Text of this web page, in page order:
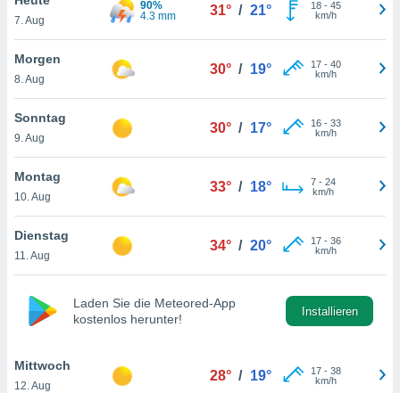
oder
Partner
es uns
das
der
Profil zu
Ihnen
finden
. Sie
jederzeit
Sie
7. Aug
90%
4.3 mm
31° / 21° 18- 45
km/h
Morgen
8. Aug
30° / 19° 17- 40
km/h
Sonntag
9. Aug
30° / 17° 16- 33
km/h
Montag
10. Aug
33° / 18° 7- 24
km/h
Dienstag
11. Aug
34° / 20° 17- 36
km/h
Laden Sie die Meteored-App
kostenlos herunter!
Installieren
Mittwoch
12. Aug
28° / 19° 17- 38
km/h